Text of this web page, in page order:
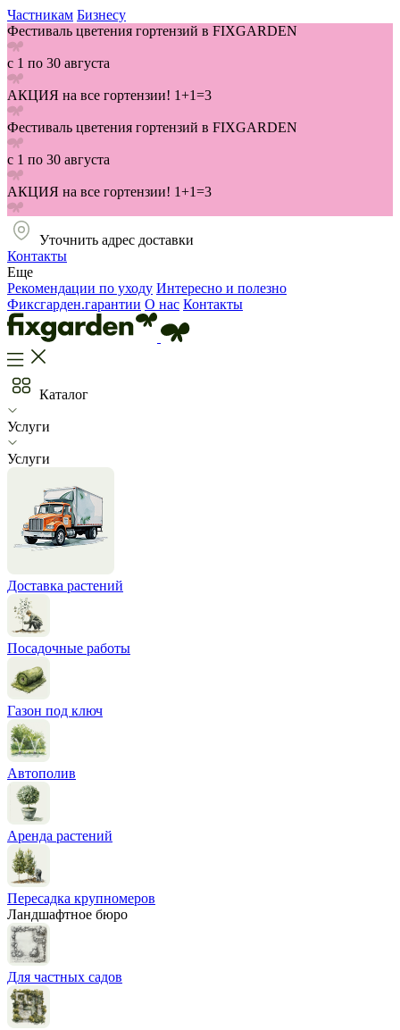
Частникам Бизнесу
Фестиваль цветения гортензий в FIXGARDEN
с 1 по 30 августа
АКЦИЯ на все гортензии! 1+1=3
Фестиваль цветения гортензий в FIXGARDEN
с 1 по 30 августа
АКЦИЯ на все гортензии! 1+1=3
Уточнить адрес доставки
Контакты
Еще
Рекомендации по уходу Интересно и полезно
Фиксгарден.гарантии О нас Контакты
Каталог
Услуги
Услуги
Доставка растений
Посадочные работы
Газон под ключ
Автополив
Аренда растений
Пересадка крупномеров
Ландшафтное бюро
Для частных садов